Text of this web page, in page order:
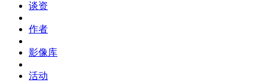
谈资
作者
影像库
活动